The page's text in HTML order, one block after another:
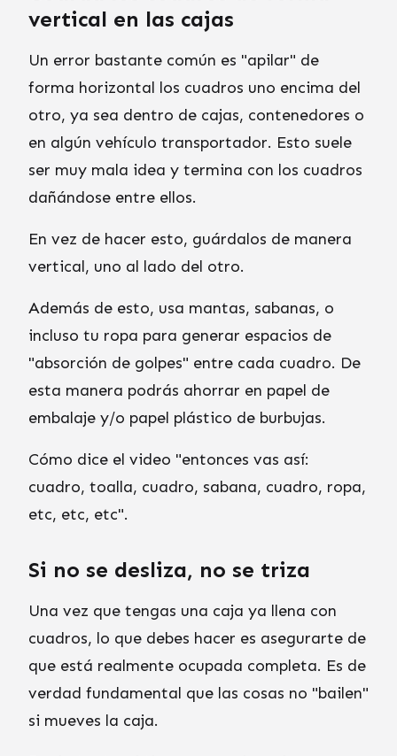
vertical en las cajas
Un error bastante común es "apilar" de
forma horizontal los cuadros uno encima del
otro, ya sea dentro de cajas, contenedores o
en algún vehículo transportador. Esto suele
ser muy mala idea y termina con los cuadros
dañándose entre ellos.
En vez de hacer esto, guárdalos de manera
vertical, uno al lado del otro.
Además de esto, usa mantas, sabanas, o
incluso tu ropa para generar espacios de
"absorción de golpes" entre cada cuadro. De
esta manera podrás ahorrar en papel de
embalaje y/o papel plástico de burbujas.
Cómo dice el video "entonces vas así:
cuadro, toalla, cuadro, sabana, cuadro, ropa,
etc, etc, etc".
Si no se desliza, no se triza
Una vez que tengas una caja ya llena con
cuadros, lo que debes hacer es asegurarte de
que está realmente ocupada completa. Es de
verdad fundamental que las cosas no "bailen"
si mueves la caja.